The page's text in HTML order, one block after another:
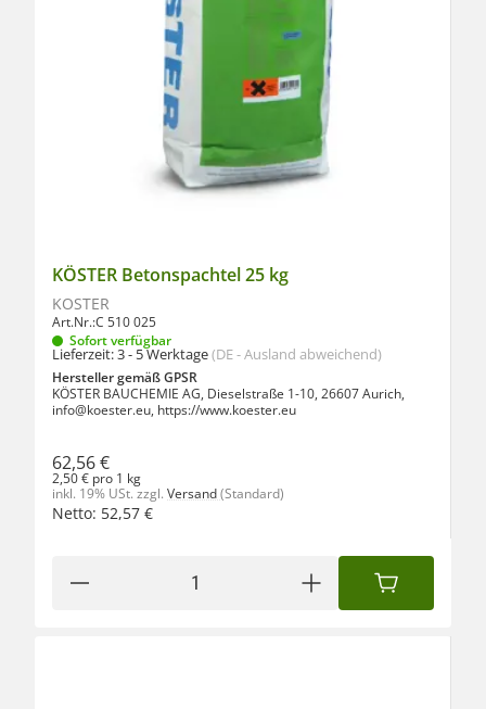
KÖSTER Betonspachtel 25 kg
KÖSTER
Art.Nr.:C 510 025
Sofort verfügbar
Lieferzeit:3 - 5 Werktage(DE - Ausland abweichend)
Hersteller gemäß GPSR
KÖSTER BAUCHEMIE AG, Dieselstraße 1-10, 26607 Aurich,
info@koester.eu, https://www.koester.eu
62,56 €
2,50 € pro 1 kg
inkl. 19% USt. zzgl. Versand(Standard)
Netto: 52,57 €
IN DEN